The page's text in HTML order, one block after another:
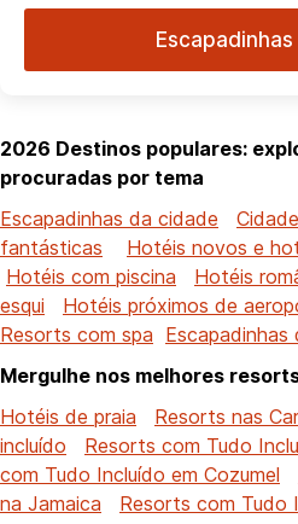
2026 Destinos populares:
procuradas por tema
Escapadinhas da cidade
fantásticas
Hotéis novos e
Hotéis com piscina
Hotéis
esqui
Hotéis próximos de
Resorts com spa Escapadinhas
Mergulhe nos melhores
Hotéis de praia
Resorts nas
incluído
Resorts com Tudo
com Tudo Incluído em Cozumel
na Jamaica
Resorts com Tudo